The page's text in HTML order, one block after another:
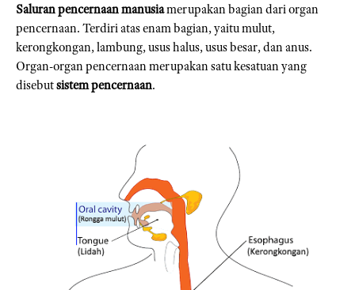
Saluran pencernaan manusiamerupakan bagian dari organ
pencernaan. Terdiri atas enam bagian, yaitu mulut,
kerongkongan, lambung, usus halus, usus besar, dan anus.
Organ-organ pencernaan merupakan satu kesatuan yang
disebutsistem pencernaan.